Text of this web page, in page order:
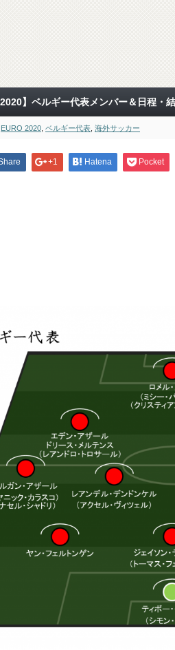
2020】ベルギー代表メンバー＆日程・
EURO 2020 ベルギー代表 海外サッカー
+1 Hatena Pocket